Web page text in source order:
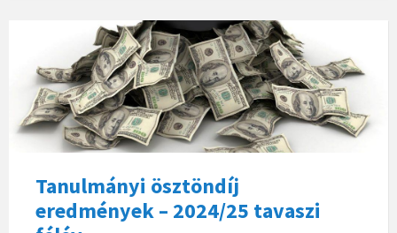
Tanulmányi ösztöndíj
eredmények – 2024/25 tavaszi